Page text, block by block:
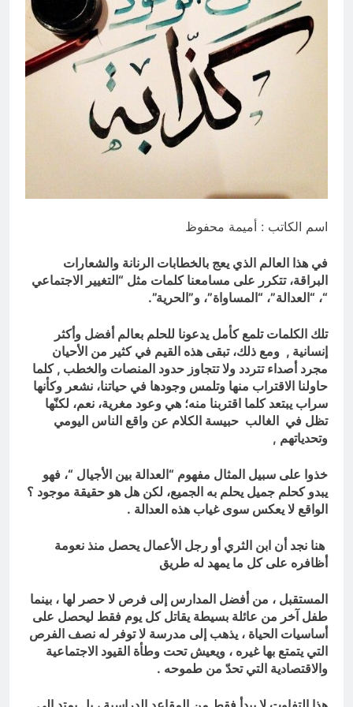
ضربة إستباقية لقوات صنعاء… دمرت كل
مابناه النظام السعودي خلال السنوات
الماضية من مكر وخداع ضد اليمن
11 ساعة Ago
اسم الكاتب : أميمة محفوظ
في هذا العالم الذي يعج بالخطابات الرنانة والشعارات
البراقة، تتكرر على مسامعنا كلمات مثل “التغيير الاجتماعي
“، “العدالة”، “المساواة”، و”الحرية”.
تلك الكلمات تلمع كأمل يدعونا للحلم بعالم أفضل وأكثر
إنسانية , ومع ذلك، تبقى هذه القيم في كثير من الأحيان
مجرد أصداء تتردد ولا تتجاوز حدود المنصات والخطب , كلما
حاولنا الاقتراب منها وتلمس وجودها في حياتنا، نشعر وكأنها
سراب يبتعد كلما اقتربنا منه؛ هي وعود مغرية، نعم، لكنّها
تظل في الغالب حبيسة الكلام عن واقع الناس اليومي
وتحدياتهم ,
خذوا على سبيل المثال مفهوم “العدالة بين الأجيال “، فهو
يبدو كحلم جميل يحلم به الجميع، لكن هل هو حقيقة موجود ؟
الواقع لا يعكس سوى غياب هذه العدالة .
هنا نجد أن ابن الثري أو رجل الأعمال يحصل منذ نعومة
أظافره على كل ما يمهد له طريق
المستقبل ، من أفضل المدارس إلى فرص لا حصر لها ، بينما
طفل آخر من عائلة بسيطة يقاتل كل يوم فقط ليحصل على
أساسيات الحياة ، يذهب إلى مدرسة لا توفر له نصف الفرص
التي يتمتع بها غيره ، ويعيش تحت وطأة القيود الاجتماعية
والاقتصادية التي تحدّ من طموحه .